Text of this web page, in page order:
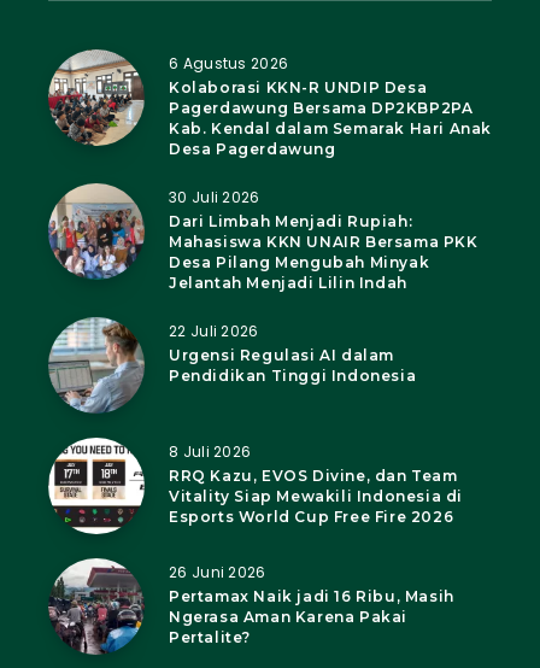
6 Agustus 2026
Kolaborasi KKN-R UNDIP Desa
Pagerdawung Bersama DP2KBP2PA
Kab. Kendal dalam Semarak Hari Anak
Desa Pagerdawung
30 Juli 2026
Dari Limbah Menjadi Rupiah:
Mahasiswa KKN UNAIR Bersama PKK
Desa Pilang Mengubah Minyak
Jelantah Menjadi Lilin Indah
22 Juli 2026
Urgensi Regulasi AI dalam
Pendidikan Tinggi Indonesia
8 Juli 2026
RRQ Kazu, EVOS Divine, dan Team
Vitality Siap Mewakili Indonesia di
Esports World Cup Free Fire 2026
26 Juni 2026
Pertamax Naik jadi 16 Ribu, Masih
Ngerasa Aman Karena Pakai
Pertalite?